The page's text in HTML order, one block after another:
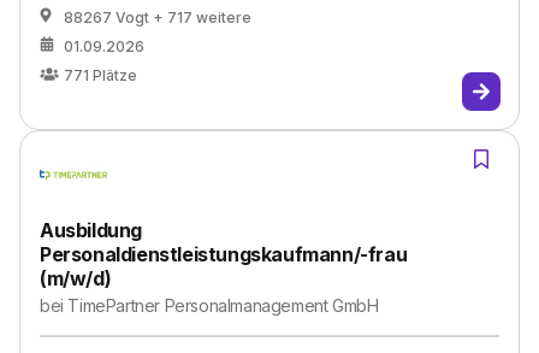
88267 Vogt + 717 weitere
01.09.2026
771 Plätze
Ausbildung
Personaldienstleistungskaufmann/-frau
(m/w/d)
bei TimePartner Personalmanagement GmbH